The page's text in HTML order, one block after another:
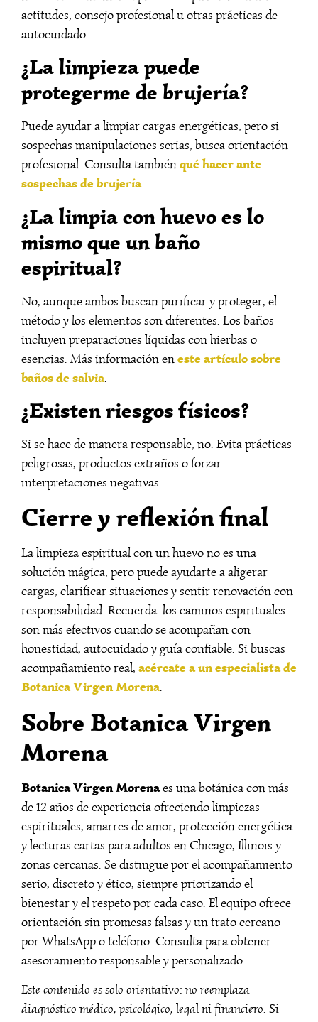
actitudes, consejo profesional u otras prácticas de
autocuidado.
¿La limpieza puede
protegerme de brujería?
Puede ayudar a limpiar cargas energéticas, pero si
sospechas manipulaciones serias, busca orientación
profesional. Consulta tambiénqué hacer ante
sospechas de brujería.
¿La limpia con huevo es lo
mismo que un baño
espiritual?
No, aunque ambos buscan purificar y proteger, el
método y los elementos son diferentes. Los baños
incluyen preparaciones líquidas con hierbas o
esencias. Más información eneste artículo sobre
baños de salvia.
¿Existen riesgos físicos?
Si se hace de manera responsable, no. Evita prácticas
peligrosas, productos extraños o forzar
interpretaciones negativas.
Cierre y reflexión final
La limpieza espiritual con un huevo no es una
solución mágica, pero puede ayudarte a aligerar
cargas, clarificar situaciones y sentir renovación con
responsabilidad. Recuerda: los caminos espirituales
son más efectivos cuando se acompañan con
honestidad, autocuidado y guía confiable. Si buscas
acompañamiento real, acércate a un especialista de
Botanica Virgen Morena.
Sobre Botanica Virgen
Morena
Botanica Virgen Morenaes una botánica con más
de 12 años de experiencia ofreciendo limpiezas
espirituales, amarres de amor, protección energética
y lecturas cartas para adultos en Chicago, Illinois y
zonas cercanas. Se distingue por el acompañamiento
serio, discreto y ético, siempre priorizando el
bienestar y el respeto por cada caso. El equipo ofrece
orientación sin promesas falsas y un trato cercano
por WhatsApp o teléfono. Consulta para obtener
asesoramiento responsable y personalizado.
Este contenido es solo orientativo: no reemplaza
diagnóstico médico, psicológico, legal ni financiero. Si